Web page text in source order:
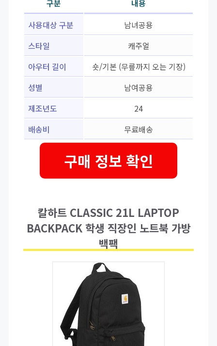
구분
내용
사용대상 구분
남녀공용
스타일
캐주얼
아우터 길이
숏/기본 (무릎까지 오는 기장)
성별
남여공용
제조년도
24
배송비
무료배송
구매 정보 확인
칼하트 CLASSIC 21L LAPTOP
BACKPACK 학생 직장인 노트북 가방
백팩